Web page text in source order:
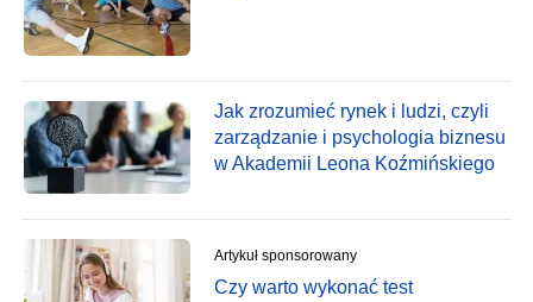
Jak zrozumieć rynek i ludzi, czyli
zarządzanie i psychologia biznesu
w Akademii Leona Koźmińskiego
Artykuł sponsorowany
Czy warto wykonać test